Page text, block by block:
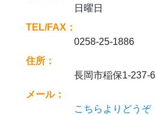
日曜日
TEL/FAX：
0258-25-1886
住所：
長岡市稲保1-237-6
メール：
こちらよりどうぞ